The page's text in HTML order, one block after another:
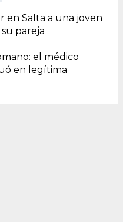
en Salta a una joven
pareja
el médico
en legítima